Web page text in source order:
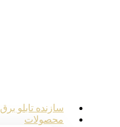
سازنده تابلو برق
محصولات